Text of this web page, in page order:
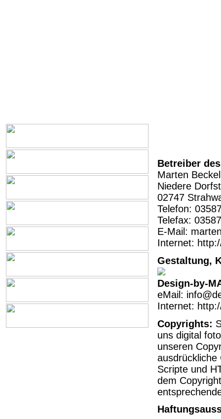
Betreiber
Marten Beckel
Niedere
02747
Telefon:
Telefax:
E-Mail:
Internet:
Gestaltung,
Design-by-
eMail:
Internet:
Copyrights:
uns digital
unseren
ausdrückliche
Scripte und
dem